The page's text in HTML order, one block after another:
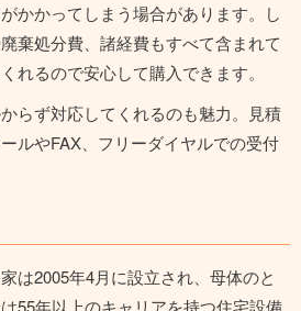
かかってしまう場合があります。し
棄処分費、諸経費もすべて含まれて
れるので安心して購入できます。
らず対応してくれるのも魅力。見積
ルやFAX、フリーダイヤルでの受付
は2005年4月に設立され、母体のと